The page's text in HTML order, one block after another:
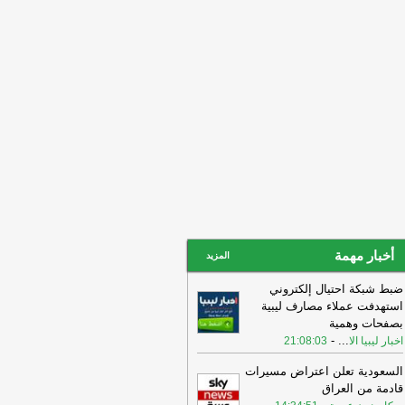
أخبار مهمة المزيد
ضبط شبكة احتيال إلكتروني
استهدفت عملاء مصارف ليبية
بصفحات وهمية
اخبار ليبيا الا...
-
21:08:03
السعودية تعلن اعتراض مسيرات
قادمة من العراق